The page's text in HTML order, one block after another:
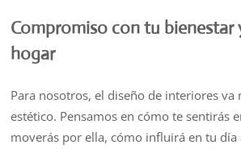
Compromiso con tu bienestar
hogar
Para nosotros, el diseño de interiores va
estético. Pensamos en cómo te sentirás
moverás por ella, cómo influirá en tu día